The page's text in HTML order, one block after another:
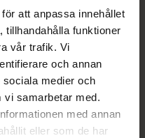
att anpassa innehållet
tillhandahålla funktioner
vår trafik. Vi
och annan
medier och
vi samarbetar med.
med annan
eller som de har
Dölj
innan